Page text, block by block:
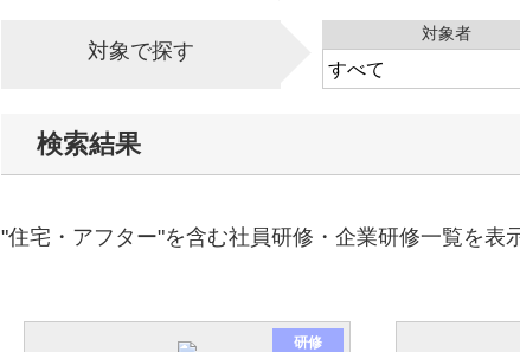
対象で探す
対象者
検索結果
"住宅・アフター"を含む社員研修・企業研修一覧を表
研修